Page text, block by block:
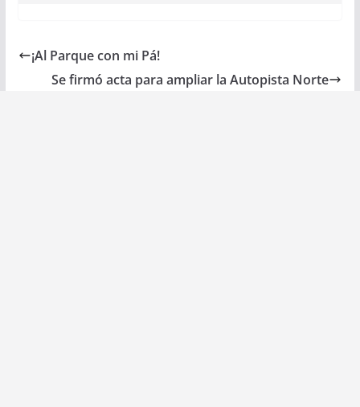
¡Al Parque con mi Pá!
Se firmó acta para ampliar la Autopista Norte